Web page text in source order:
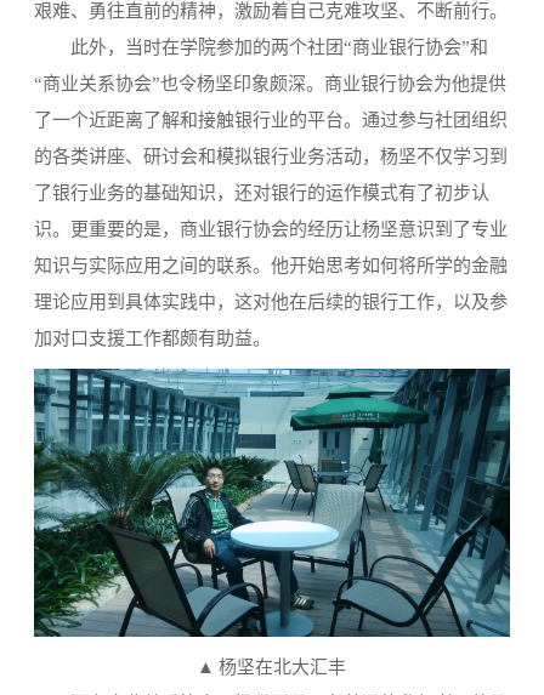
艰难、勇往直前的精神，激励着自己克难攻坚、不断前行。
此外，当时在学院参加的两个社团“商业银行协会”和
“商业关系协会”也令杨坚印象颇深。商业银行协会为他提供
了一个近距离了解和接触银行业的平台。通过参与社团组织
的各类讲座、研讨会和模拟银行业务活动，杨坚不仅学习到
了银行业务的基础知识，还对银行的运作模式有了初步认
识。更重要的是，商业银行协会的经历让杨坚意识到了专业
知识与实际应用之间的联系。他开始思考如何将所学的金融
理论应用到具体实践中，这对他在后续的银行工作，以及参
加对口支援工作都颇有助益。
▲ 杨坚在北大汇丰